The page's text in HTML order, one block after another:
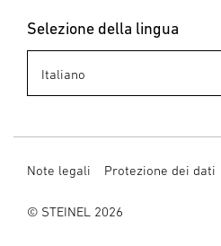
Selezione della lingua
Note legali Protezione dei dati
© STEINEL 2026